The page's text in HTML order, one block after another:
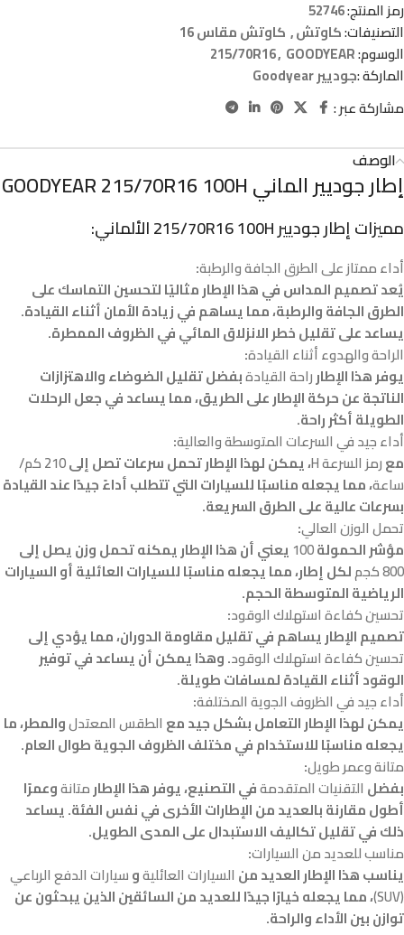
رمز المنتج:52746
التصنيفات:كاوتش, كاوتش مقاس 16
الوسوم:
215/70R16, GOODYEAR
الماركة :جوديير Goodyear
مشاركة عبر :
الوصف
إطار جوديير الماني GOODYEAR 215/70R16 100H
مميزات إطارجوديير 215/70R16 100H الألماني:
أداء ممتاز على الطرق الجافة والرطبة:
يُعد تصميم المداس في هذا الإطار مثاليًا لتحسين التماسك على
الطرق الجافة والرطبة، مما يساهم في زيادة الأمان أثناء القيادة.
يساعد على تقليل خطر الانزلاق المائي في الظروف الممطرة.
الراحة والهدوء أثناء القيادة:
يوفر هذا الإطارراحة القيادةبفضل تقليل الضوضاء والاهتزازات
الناتجة عن حركة الإطار على الطريق، مما يساعد في جعل الرحلات
الطويلة أكثر راحة.
أداء جيد في السرعات المتوسطة والعالية:
معرمز السرعة H ، يمكن لهذا الإطار تحمل سرعات تصل إلى
210 كم/
ساعة، مما يجعله مناسبًا للسيارات التي تتطلب أداءً جيدًا عند القيادة
بسرعات عالية على الطرق السريعة.
تحمل الوزن العالي:
مؤشر الحمولة100 يعني أن هذا الإطار يمكنه تحمل وزن يصل إلى
800 كجم
لكل إطار، مما يجعله مناسبًا للسيارات العائلية أو السيارات
الرياضية المتوسطة الحجم.
تحسين كفاءة استهلاك الوقود:
تصميم الإطار يساهم في تقليل مقاومة الدوران، مما يؤدي إلى
تحسين كفاءة استهلاك الوقود. وهذا يمكن أن يساعد في توفير
الوقود أثناء القيادة لمسافات طويلة.
أداء جيد في الظروف الجوية المختلفة:
يمكن لهذا الإطار التعامل بشكل جيد مع الطقس المعتدلوالمطر، ما
يجعله مناسبًا للاستخدام في مختلف الظروف الجوية طوال العام.
متانة وعمر طويل:
بفضل التقنيات المتقدمةفي التصنيع، يوفر هذا الإطارمتانةوعمرًا
أطول مقارنة بالعديد من الإطارات الأخرى في نفس الفئة. يساعد
ذلك في تقليل تكاليف الاستبدال على المدى الطويل.
مناسب للعديد من السيارات:
يناسب هذا الإطار العديد من السيارات العائليةوسيارات الدفع الرباعي
(SUV)
، مما يجعله خيارًا جيدًا للعديد من السائقين الذين يبحثون عن
توازن بين الأداء والراحة.